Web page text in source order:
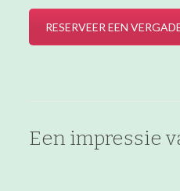
RESERVEER EEN
Een impressie